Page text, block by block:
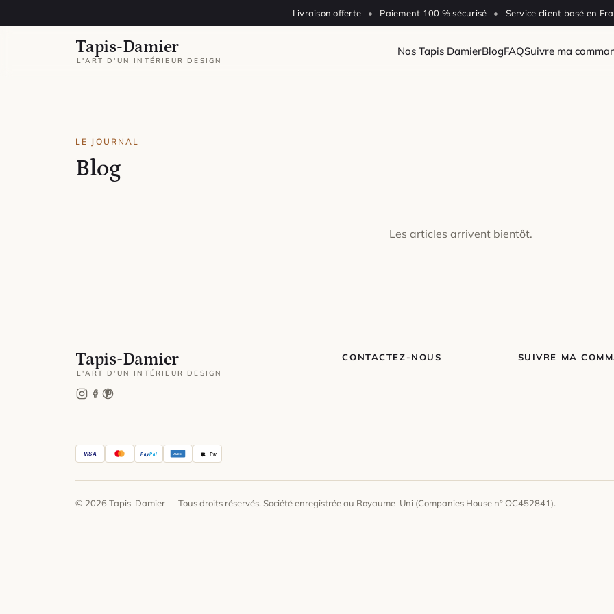
Livraison offerte • Paiement 100 % sécurisé • Service client basé en
Tapis-Damier
L'ART D'UN INTÉRIEUR DESIGN
Nos Tapis DamierBlogFAQSuivre ma
LE JOURNAL
Blog
Les articles arrivent bientôt.
Tapis-Damier
L'ART D'UN INTÉRIEUR DESIGN
CONTACTEZ-NOUS SUIVRE MA
VISA PayPal AMEX Pay
© 2026 Tapis-Damier — Tous droits réservés. Société enregistrée au Royaume-Uni (Companies House n° OC452841).